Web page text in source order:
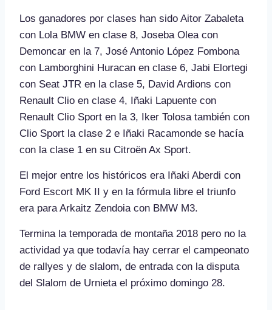
Los ganadores por clases han sido Aitor Zabaleta
con Lola BMW en clase 8, Joseba Olea con
Demoncar en la 7, José Antonio López Fombona
con Lamborghini Huracan en clase 6, Jabi Elortegi
con Seat JTR en la clase 5, David Ardions con
Renault Clio en clase 4, Iñaki Lapuente con
Renault Clio Sport en la 3, Iker Tolosa también con
Clio Sport la clase 2 e Iñaki Racamonde se hacía
con la clase 1 en su Citroën Ax Sport.
El mejor entre los históricos era Iñaki Aberdi con
Ford Escort MK II y en la fórmula libre el triunfo
era para Arkaitz Zendoia con BMW M3.
Termina la temporada de montaña 2018 pero no la
actividad ya que todavía hay cerrar el campeonato
de rallyes y de slalom, de entrada con la disputa
del Slalom de Urnieta el próximo domingo 28.